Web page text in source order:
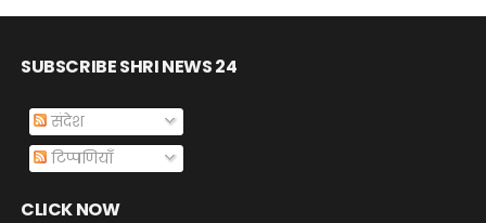
SUBSCRIBE SHRI NEWS 24
संदेश
टिप्पणियाँ
CLICK NOW